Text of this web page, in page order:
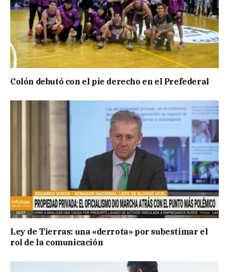
Colón debutó con el pie derecho en el Prefederal
Ley de Tierras: una «derrota» por subestimar el
rol de la comunicación